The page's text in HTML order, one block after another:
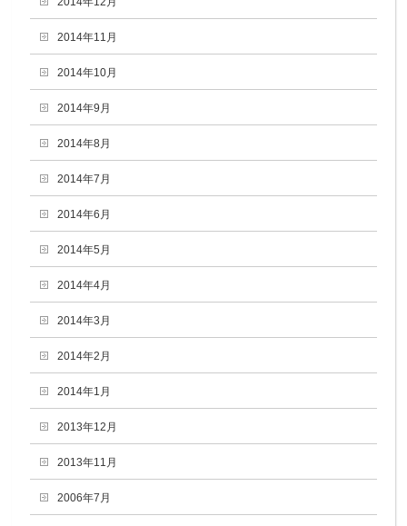
2014年11月
2014年10月
2014年9月
2014年8月
2014年7月
2014年6月
2014年5月
2014年4月
2014年3月
2014年2月
2014年1月
2013年12月
2013年11月
2006年7月